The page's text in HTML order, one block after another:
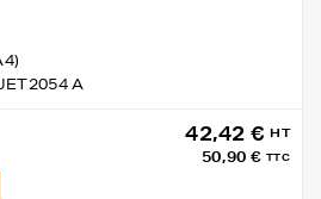
A
42,42 € HT
50,90 € TTC